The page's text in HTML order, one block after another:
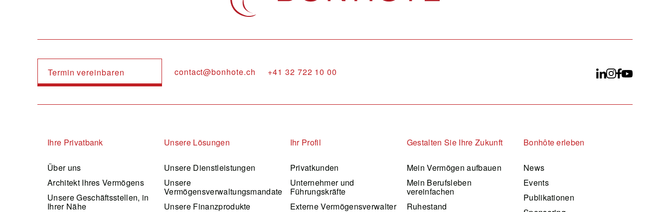
Termin vereinbaren contact@bonhote.ch +41 32 722 10 00
Navigation principale
Ihre Privatbank
Über uns
Architekt Ihres Vermögens
Unsere Geschäftsstellen, in
Ihrer Nähe
Unsere Lösungen
Unsere Dienstleistungen
Unsere
Vermögensverwaltungsmandate
Unsere Finanzprodukte
Ihr Profil
Privatkunden
Unternehmer und
Führungskräfte
Externe Vermögensverwalter
Gestalten Sie Ihre Zukunft
Mein Vermögen aufbauen
Mein Berufsleben
vereinfachen
Ruhestand
Bonhôte erleben
News
Events
Publikationen